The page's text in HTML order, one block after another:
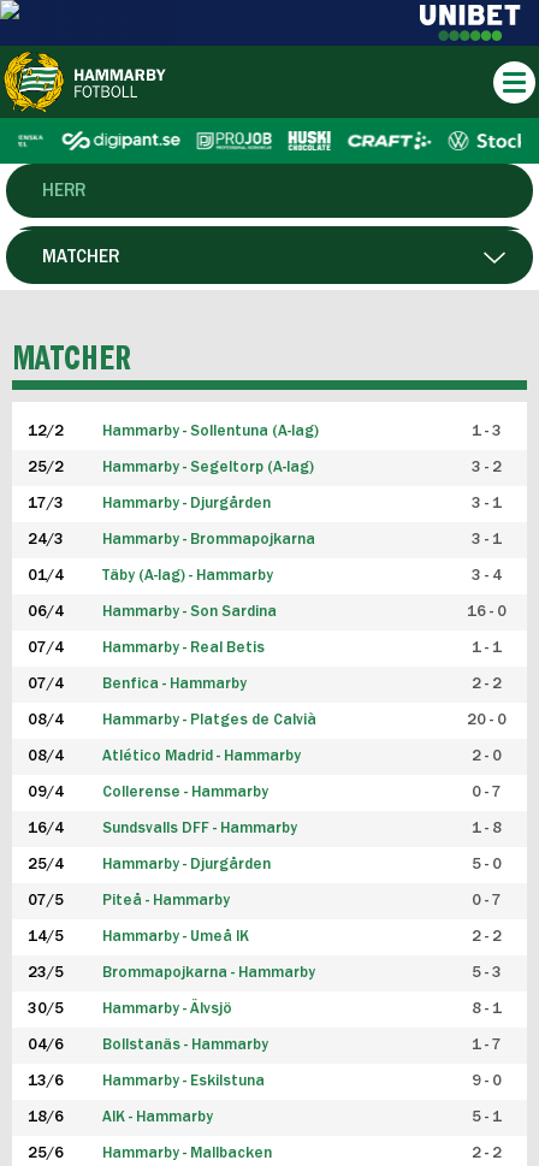
HERR
DAM
P19
F19
FUTSAL HERR
FUTSAL DAM
MATCHER
MATCHER
12/2 Hammarby - Sollentuna (A-lag) 1 - 3
25/2 Hammarby - Segeltorp (A-lag) 3 - 2
17/3 Hammarby - Djurgården 3 - 1
24/3 Hammarby - Brommapojkarna 3 - 1
01/4 Täby (A-lag) - Hammarby 3 - 4
06/4 Hammarby - Son Sardina 16 - 0
07/4 Hammarby - Real Betis 1 - 1
07/4 Benfica - Hammarby 2 - 2
08/4 Hammarby - Platges de Calvià 20 - 0
08/4 Atlético Madrid - Hammarby 2 - 0
09/4 Collerense - Hammarby 0 - 7
16/4 Sundsvalls DFF - Hammarby 1 - 8
25/4 Hammarby - Djurgården 5 - 0
07/5 Piteå - Hammarby 0 - 7
14/5 Hammarby - Umeå IK 2 - 2
23/5 Brommapojkarna - Hammarby 5 - 3
30/5 Hammarby - Älvsjö 8 - 1
04/6 Bollstanäs - Hammarby 1 - 7
13/6 Hammarby - Eskilstuna 9 - 0
18/6 AIK - Hammarby 5 - 1
25/6 Hammarby - Mallbacken 2 - 2